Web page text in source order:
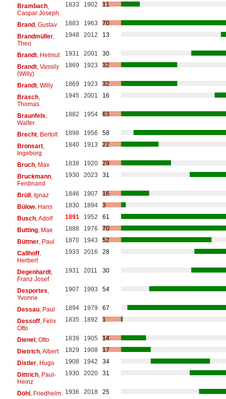
Brambach,
Caspar Joseph
1833 1902 11
Brand, Gustav 1883 1963
70
Brandmüller,
Theo
1948 2012 13
Brandt, Helmut 1931 2001
30
Brandt, Vassily
(Willy)
1869 1923 32
Brandt, Willy 1869 1923
32
Brasch,
Thomas
1945 2001 16
Braunfels
Walter
1882 1954 63
Brecht, Bertolt 1898 1956
58
Bronsart,
Ingeborg
1840 1913 22
Bruch, Max 1838 1920
29
Bruckmann,
Ferdinand
1930 2023 31
Brüll, Ignaz 1846 1907
16
Bülow, Hans 1830 1894
3
Busch, Adolf 1891 1952
61
Butting, Max 1888 1976
70
Büttner, Paul 1870 1943
52
Callhoff,
Herbert
1933 2016 28
Degenhardt,
Franz Josef
1931 2011 30
Desportes
Yvonne
1907 1993 54
Dessau, Paul 1894 1979
67
Dessoff, Felix
Otto
1835 1892 1
Dienel, Otto 1839 1905
14
Dietrich, Albert 1829 1908
17
Distler, Hugo 1908 1942
34
Dittrich, Paul-
Heinz
1930 2020 31
Döhl, Friedhelm 1936 2018
25